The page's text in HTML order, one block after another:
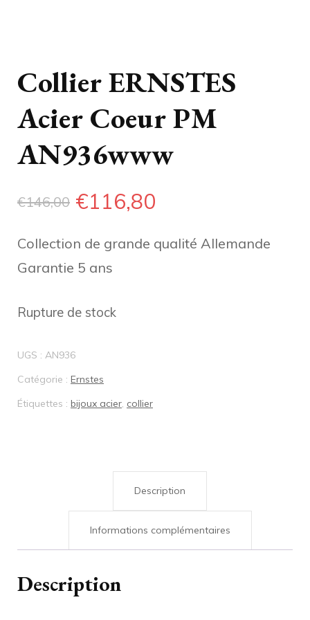
Collier ERNSTES
Acier Coeur PM
AN936www
€146,00 Le
prix
initial
€146,00.
€116,80
prix
Collection de grande qualité Allemande
Garantie 5 ans
Rupture de stock
UGS : AN936
Catégorie : Ernstes
Étiquettes : bijoux acier, collier
Description
Informations complémentaires
Description